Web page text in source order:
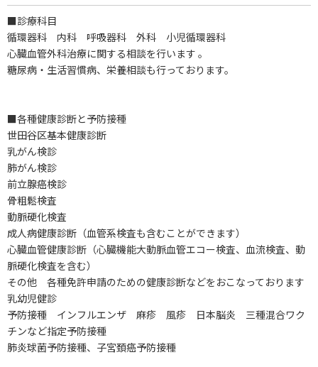
■診療科目
循環器科 内科 呼吸器科 外科 小児循環器科
心臓血管外科治療に関する相談を行います 。
糖尿病・生活習慣病、栄養相談も行っております。
■各種健康診断と予防接種
世田谷区基本健康診断
乳がん検診
肺がん検診
前立腺癌検診
骨粗鬆検査
動脈硬化検査
成人病健康診断（血管系検査も含むことができます）
心臓血管健康診断（心臓機能大動脈血管エコー検査、血流検査、動
脈硬化検査を含む）
その他 各種免許申請のための健康診断などをおこなっております
乳幼児健診
予防接種 インフルエンザ 麻疹 風疹 日本脳炎 三種混合ワク
チンなど指定予防接種
肺炎球菌予防接種、子宮頚癌予防接種